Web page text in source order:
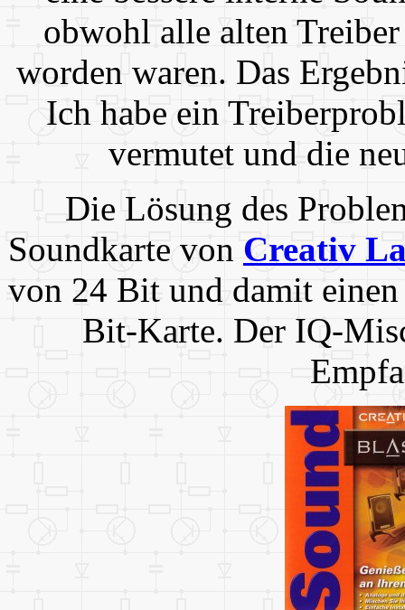
obwohl alle alten
worden waren. Das
Ich habe ein
vermutet und die
Die Lösung des
Soundkarte von Creativ
von 24 Bit und damit einen
Bit-Karte. Der IQ-